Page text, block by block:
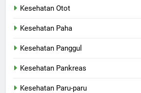
Kesehatan Otot
Kesehatan Paha
Kesehatan Panggul
Kesehatan Pankreas
Kesehatan Paru-paru